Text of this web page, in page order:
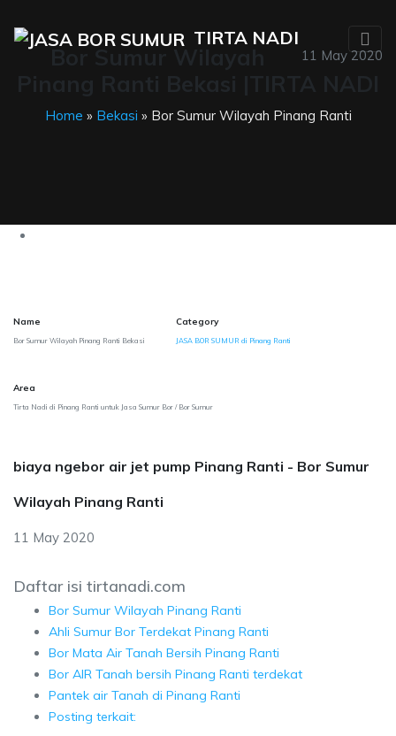
TIRTA NADI
11 May 2020
Home » Bekasi » Bor Sumur Wilayah Pinang Ranti
Name
Bor Sumur Wilayah Pinang Ranti Bekasi
Category
JASA BOR SUMUR di Pinang Ranti
Area
Tirta Nadi di Pinang Ranti untuk Jasa Sumur Bor / Bor Sumur
biaya ngebor air jet pump Pinang Ranti - Bor Sumur
Wilayah Pinang Ranti
11 May 2020
Daftar isi tirtanadi.com
Bor Sumur Wilayah Pinang Ranti
Ahli Sumur Bor Terdekat Pinang Ranti
Bor Mata Air Tanah Bersih Pinang Ranti
Bor AIR Tanah bersih Pinang Ranti terdekat
Pantek air Tanah di Pinang Ranti
Posting terkait: